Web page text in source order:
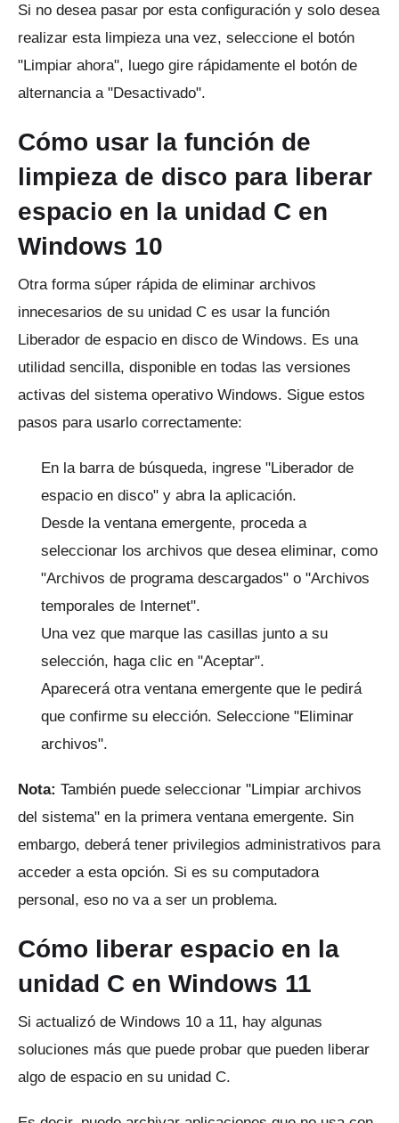
Si no desea pasar por esta configuración y solo desea
realizar esta limpieza una vez, seleccione el botón
"Limpiar ahora", luego gire rápidamente el botón de
alternancia a "Desactivado".
Cómo usar la función de
limpieza de disco para liberar
espacio en la unidad C en
Windows 10
Otra forma súper rápida de eliminar archivos
innecesarios de su unidad C es usar la función
Liberador de espacio en disco de Windows. Es una
utilidad sencilla, disponible en todas las versiones
activas del sistema operativo Windows. Sigue estos
pasos para usarlo correctamente:
En la barra de búsqueda, ingrese "Liberador de
espacio en disco" y abra la aplicación.
Desde la ventana emergente, proceda a
seleccionar los archivos que desea eliminar, como
"Archivos de programa descargados" o "Archivos
temporales de Internet".
Una vez que marque las casillas junto a su
selección, haga clic en "Aceptar".
Aparecerá otra ventana emergente que le pedirá
que confirme su elección. Seleccione "Eliminar
archivos".
Nota: También puede seleccionar "Limpiar archivos
del sistema" en la primera ventana emergente. Sin
embargo, deberá tener privilegios administrativos para
acceder a esta opción. Si es su computadora
personal, eso no va a ser un problema.
Cómo liberar espacio en la
unidad C en Windows 11
Si actualizó de Windows 10 a 11, hay algunas
soluciones más que puede probar que pueden liberar
algo de espacio en su unidad C.